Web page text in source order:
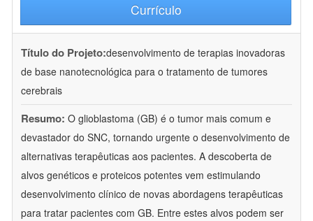
Currículo
Título do Projeto:desenvolvimento de terapias inovadoras
de base nanotecnológica para o tratamento de tumores
cerebrais
Resumo: O glioblastoma (GB) é o tumor mais comum e
devastador do SNC, tornando urgente o desenvolvimento de
alternativas terapêuticas aos pacientes. A descoberta de
alvos genéticos e proteicos potentes vem estimulando
desenvolvimento clínico de novas abordagens terapêuticas
para tratar pacientes com GB. Entre estes alvos podem ser